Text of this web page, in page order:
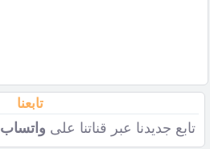
تابعنا
تابع جديدنا عبر قناتنا على واتساب